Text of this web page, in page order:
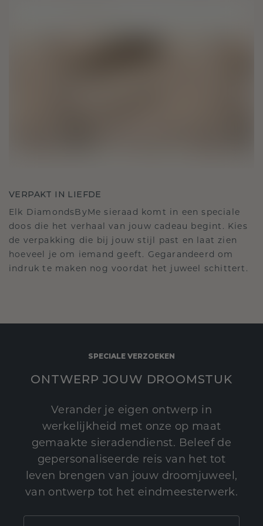
VERPAKT IN LIEFDE
Elk DiamondsByMe sieraad komt in een speciale
doos die het verhaal van jouw cadeau begint. Kies
de verpakking die bij jouw stijl past en laat zien
hoeveel je om iemand geeft. Gegarandeerd om
indruk te maken nog voordat het juweel schittert.
SPECIALE VERZOEKEN
ONTWERP JOUW DROOMSTUK
Verander je eigen ontwerp in
werkelijkheid met onze op maat
gemaakte sieradendienst. Beleef de
gepersonaliseerde reis van het tot
leven brengen van jouw droomjuweel,
van ontwerp tot het eindmeesterwerk.